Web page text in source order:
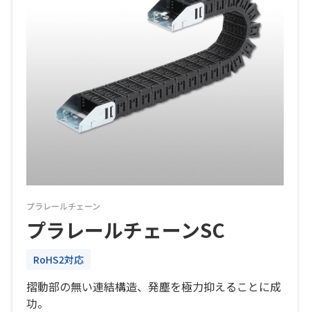
プラレールチェーン
プラレールチェーンSC
RoHS2対応
摺動部の無い連結構造、発塵を極力抑えることに成
功。